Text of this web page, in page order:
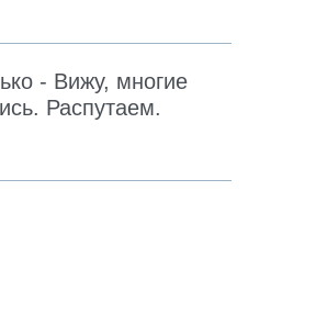
- Вижу, многие
Распутаем.